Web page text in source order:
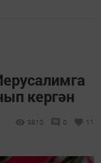
кергән
3810 0 11